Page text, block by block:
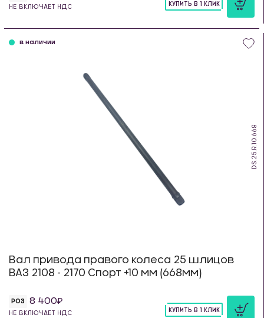
НЕ ВКЛЮЧАЕТ НДС
КУПИТЬ В 1 КЛИК
DS.25.R.10.668
в наличии
Вал привода правого колеса 25 шлицов
ВАЗ 2108 - 2170 Спорт +10 мм (668мм)
РОЗ 8 400
НЕ ВКЛЮЧАЕТ НДС
КУПИТЬ В 1 КЛИК